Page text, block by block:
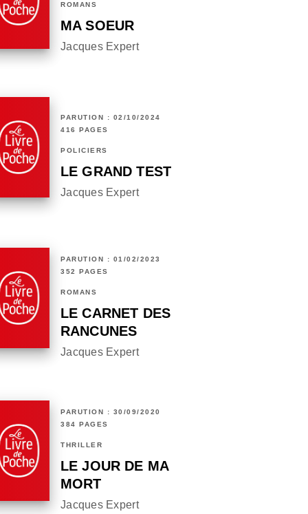
ROMANS
MA SOEUR
Jacques Expert
PARUTION : 02/10/2024
416 PAGES
POLICIERS
LE GRAND TEST
Jacques Expert
PARUTION : 01/02/2023
352 PAGES
ROMANS
LE CARNET DES
RANCUNES
Jacques Expert
PARUTION : 30/09/2020
384 PAGES
THRILLER
LE JOUR DE MA
MORT
Jacques Expert